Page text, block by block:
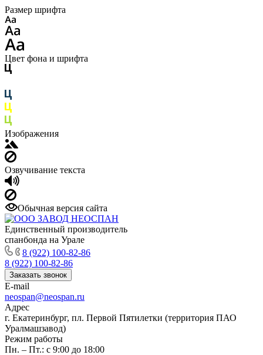
Размер шрифта
Цвет фона и шрифта
Изображения
Озвучивание текста
Обычная версия сайта
Единственный производитель
спанбонда на Урале
8 (922) 100-82-86
8 (922) 100-82-86
Заказать звонок
E-mail
neospan@neospan.ru
Адрес
г. Екатеринбург, пл. Первой Пятилетки (территория ПАО
Уралмашзавод)
Режим работы
Пн. – Пт.: с 9:00 до 18:00